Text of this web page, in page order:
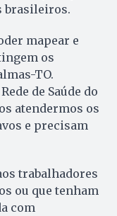
brasileiros.
mapear e
os
TO.
de Saúde do
atendermos os
e precisam
trabalhadores
ou que tenham
com